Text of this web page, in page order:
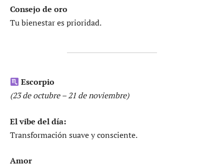
Consejo de oro
Tu bienestar es prioridad.
Escorpio
(23 de octubre – 21 de noviembre)
El vibe del día:
Transformación suave y consciente.
Amor